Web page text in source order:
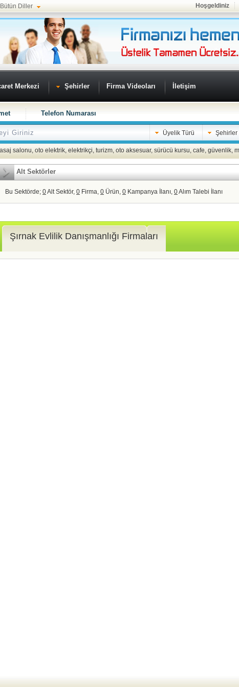
Bütün Diller Hoşgeldiniz
Merkezi Şehirler Firma Videoları İletişim
Telefon Numarası
Üyelik Türü Şehirler
salonu, oto elektrik, elektrikçi, turizm, oto aksesuar, sürücü kursu, cafe, güvenlik,
Alt Sektörler
Bu Sektörde; 0Alt Sektör, 0 Firma, 0 Ürün, 0 Kampanya İlanı, 0Alım Talebi İlanı
Şırnak Evlilik Danışmanlığı Firmaları